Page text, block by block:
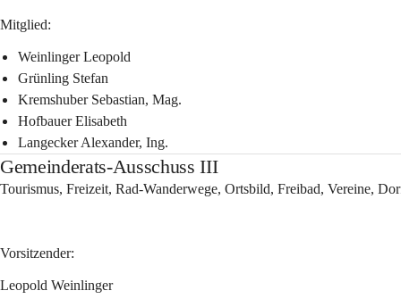
Mitglied:
Weinlinger Leopold
Grünling Stefan
Kremshuber Sebastian, Mag.
Hofbauer Elisabeth
Langecker Alexander, Ing.
Gemeinderats-Ausschuss III
Tourismus, Freizeit, Rad-Wanderwege, Ortsbild, Freibad, Vereine,
Vorsitzender:
Leopold Weinlinger